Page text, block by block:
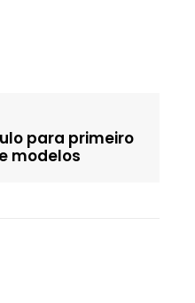
para primeiro
modelos